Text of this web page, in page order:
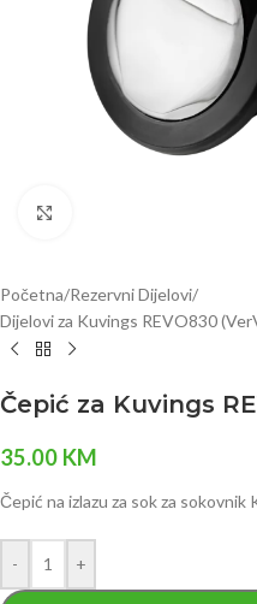
Početna/Rezervni Dijelovi/
Dijelovi za Kuvings REVO830
Čepić za Kuvings
35.00 KM
Čepić na izlazu za sok za sokovnik
- +